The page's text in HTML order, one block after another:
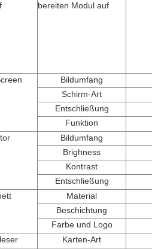
bereiten Modul auf
Bildumfang
Schirm-Art
Entschließung
Funktion
Bildumfang
Brighness
Kontrast
Entschließung
Material
Beschichtung
Farbe und Logo
Karten-Art